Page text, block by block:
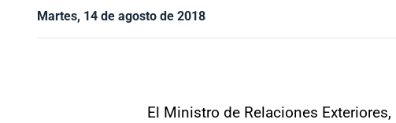
Martes, 14 de agosto de 2018
El Ministro de Relaciones